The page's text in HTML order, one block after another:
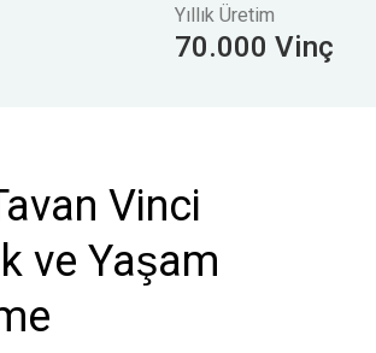
Yıllık Üretim
70.000 Vinç
Vinci
ve Yaşam